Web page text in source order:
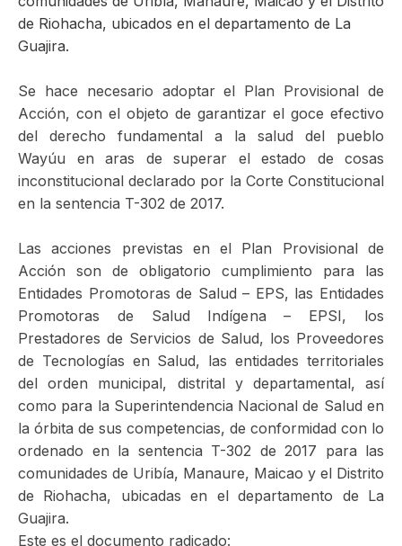
de Riohacha, ubicados en el departamento de La
Guajira.
Se hace necesario adoptar el Plan Provisional de
Acción, con el objeto de garantizar el goce efectivo
del derecho fundamental a la salud del pueblo
Wayúu en aras de superar el estado de cosas
inconstitucional declarado por la Corte Constitucional
en la sentencia T-302 de 2017.
Las acciones previstas en el Plan Provisional de
Acción son de obligatorio cumplimiento para las
Entidades Promotoras de Salud – EPS, las Entidades
Promotoras de Salud Indígena – EPSI, los
Prestadores de Servicios de Salud, los Proveedores
de Tecnologías en Salud, las entidades territoriales
del orden municipal, distrital y departamental, así
como para la Superintendencia Nacional de Salud en
la órbita de sus competencias, de conformidad con lo
ordenado en la sentencia T-302 de 2017 para las
comunidades de Uribía, Manaure, Maicao y el Distrito
de Riohacha, ubicadas en el departamento de La
Guajira.
Este es el documento radicado: